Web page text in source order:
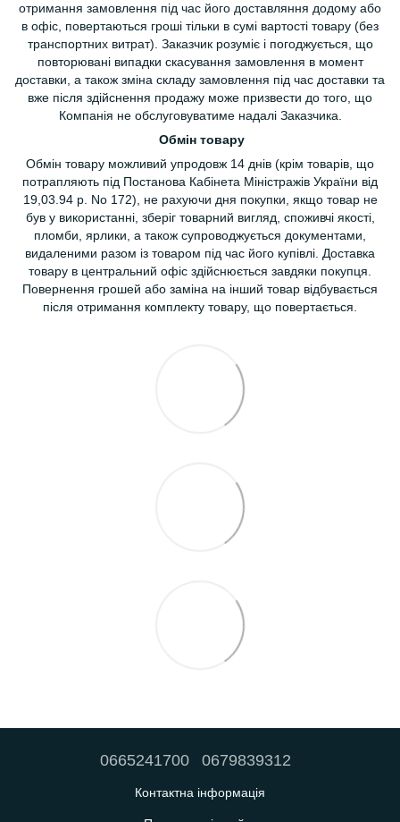
отримання замовлення під час його доставляння додому або
в офіс, повертаються гроші тільки в сумі вартості товару (без
транспортних витрат). Заказчик розуміє і погоджується, що
повторювані випадки скасування замовлення в момент
доставки, а також зміна складу замовлення під час доставки та
вже після здійснення продажу може призвести до того, що
Компанія не обслуговуватиме надалі Заказчика.
Обмін товару
Обмін товару можливий упродовж 14 днів (крім товарів, що
потрапляють під Постанова Кабінета Міністражів України від
19,03.94 р. No 172), не рахуючи дня покупки, якщо товар не
був у використанні, зберіг товарний вигляд, споживчі якості,
пломби, ярлики, а також супроводжується документами,
видаленими разом із товаром під час його купівлі. Доставка
товару в центральний офіс здійснюється завдяки покупця.
Повернення грошей або заміна на інший товар відбувається
після отримання комплекту товару, що повертається.
0665241700 0679839312
Контактна інформація